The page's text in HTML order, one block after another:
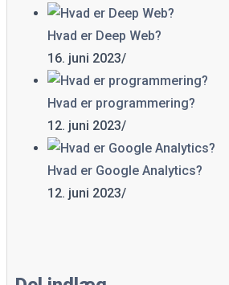
Hvad er Deep Web?
16. juni 2023/
Hvad er programmering?
12. juni 2023/
Hvad er Google Analytics?
12. juni 2023/